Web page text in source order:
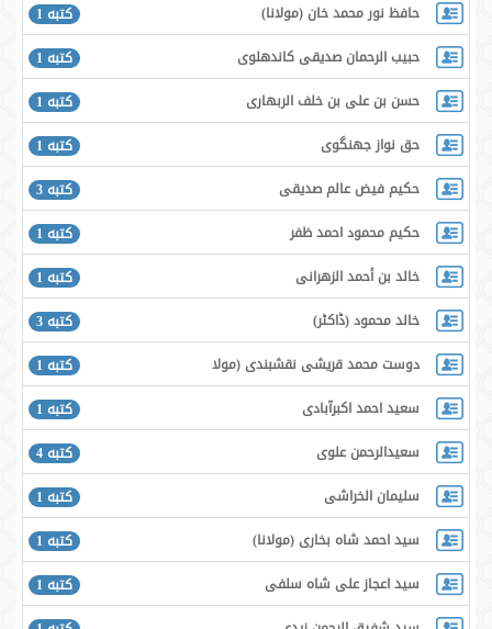
حافظ نور محمد خان (مولانا)
كتبه 1
حبيب الرحمان صديقى كاندهلوى
كتبه 1
حسن بن على بن خلف الربهارى
كتبه 1
حق نواز جھنگوى
كتبه 1
حكيم فيض عالم صديقى
كتبه 3
حكيم محمود احمد ظفر
كتبه 1
خالد بن أحمد الزهرانی
كتبه 1
خالد محمود (ڈاكٹر)
كتبه 3
دوست محمد قريشى نقشبندى (مولانا)
كتبه 1
سعید احمد اکبرآبادی
كتبه 1
سعیدالرحمن علوی
كتبه 4
سلیمان الخراشی
كتبه 1
سيد احمد شاه بخاری (مولانا)
كتبه 1
سيد اعجاز على شاه سلفى
كتبه 1